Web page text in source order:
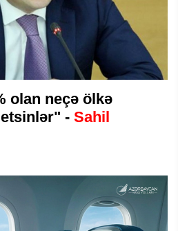
olan neçə ölkə
- Sahil